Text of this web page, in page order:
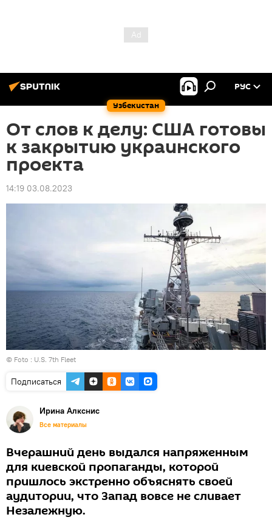
Узбекистан
РУС
От слов к делу: США готовы
к закрытию украинского
проекта
14:19 03.08.2023
© Foto : U.S. 7th Fleet
Подписаться
Ирина Алкснис
Все материалы
Вчерашний день выдался напряженным
для киевской пропаганды, которой
пришлось экстренно объяснять своей
аудитории, что Запад вовсе не сливает
Незалежную.